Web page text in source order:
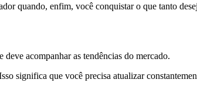
quando, enfim, você conquistar o que tanto
acompanhar as tendências do mercado.
significa que você precisa atualizar